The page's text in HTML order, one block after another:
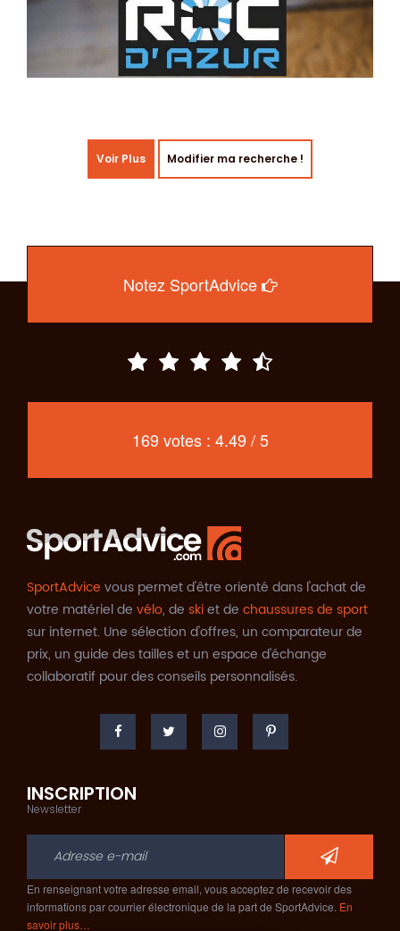
Voir Plus Modifier ma recherche !
Notez SportAdvice
169 votes : 4.49 / 5
SportAdvice vous permet d'être orienté dans l'achat de
votre matériel de vélo, de skiet de chaussures de sport
sur internet. Une sélection d'offres, un comparateur de
prix, un guide des tailles et un espace d'échange
collaboratif pour des conseils personnalisés.
INSCRIPTION
Newsletter
En renseignant votre adresse email, vous acceptez de recevoir des
informations par courrier électronique de la part de SportAdvice. En
savoir plus…